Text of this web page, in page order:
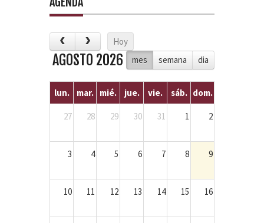
Hoy
mes
semana dia
AGOSTO 2026
lun. mar. mié. jue. vie. sáb. dom.
27 28 29 30 31 1 2
3 4 5 6 7 8 9
10 11 12 13 14 15 16